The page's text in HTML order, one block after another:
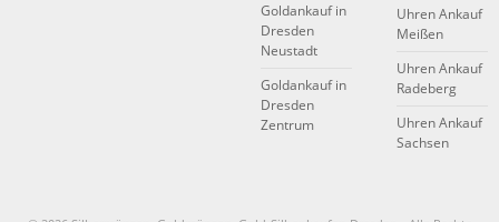
Goldankauf in
Dresden
Neustadt
Goldankauf in
Dresden
Zentrum
Uhren Ankauf
Meißen
Uhren Ankauf
Radeberg
Uhren Ankauf
Sachsen